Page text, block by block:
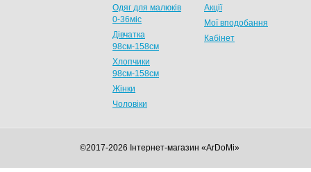
Одяг для малюків
0-36міс
Дівчатка
98cм-158см
Хлопчики
98см-158см
Жінки
Чоловіки
Акції
Мої вподобання
Кабінет
©2017-2026 Інтернет-магазин «ArDoMi»